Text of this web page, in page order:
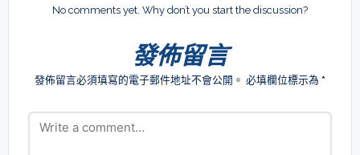
No comments yet. Why don’t you start the discussion?
發佈留言
發佈留言必須填寫的電子郵件地址不會公開。 必填欄位標示為 *